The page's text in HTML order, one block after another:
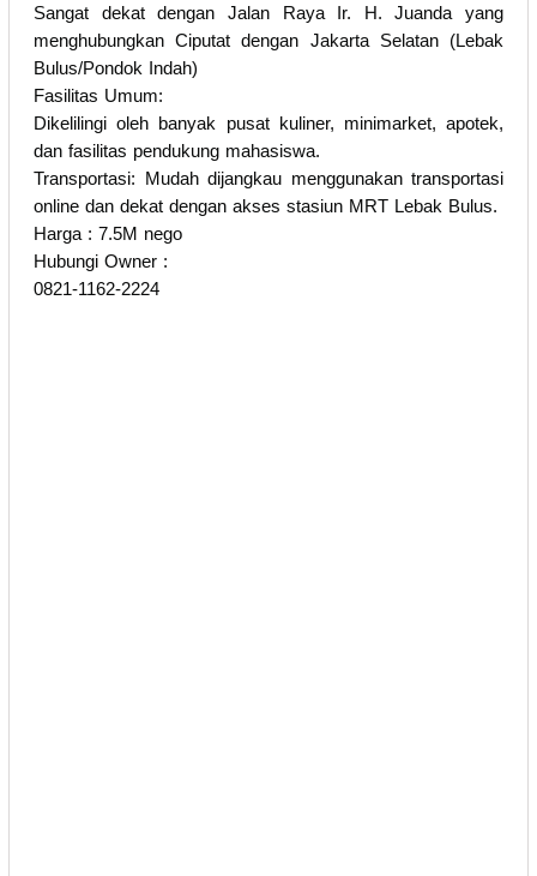
Sangat dekat dengan Jalan Raya Ir. H. Juanda yang
menghubungkan Ciputat dengan Jakarta Selatan (Lebak
Bulus/Pondok Indah)
Fasilitas Umum:
Dikelilingi oleh banyak pusat kuliner, minimarket, apotek,
dan fasilitas pendukung mahasiswa.
Transportasi: Mudah dijangkau menggunakan transportasi
online dan dekat dengan akses stasiun MRT Lebak Bulus.
Harga : 7.5M nego
Hubungi Owner :
0821-1162-2224